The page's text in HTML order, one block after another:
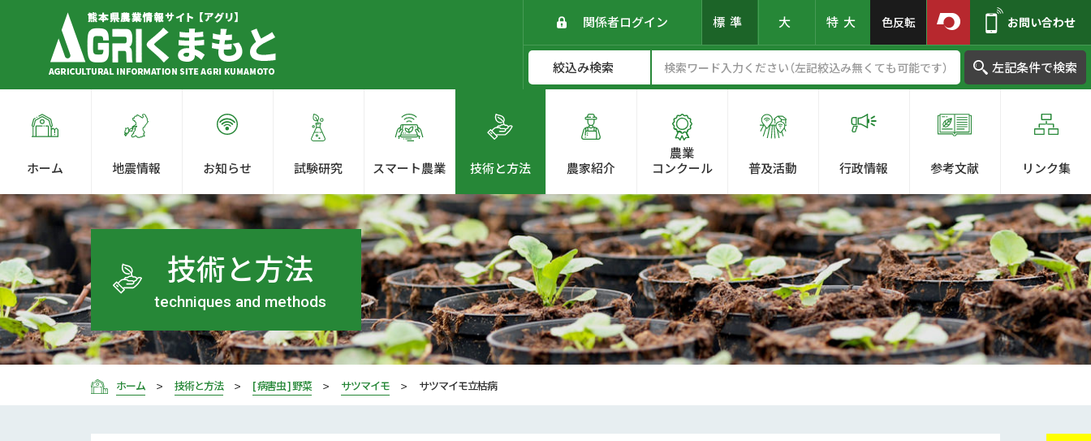
関係者ログイン 標準 大 特大 色反転 お問い合わせ
左記条件で検索
ホーム 地震情報 お知らせ 試験研究 スマート農業 技術と方法 農家紹介
農業
コンクール
普及活動 行政情報 参考文献 リンク集
技術と方法
techniques and methods
ホーム 技術と方法 [ 病害虫 ] 野菜 サツマイモ サツマイモ立枯病